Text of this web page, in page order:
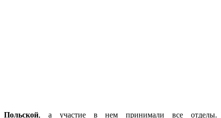
Польской, а участие в нем принимали все отделы.